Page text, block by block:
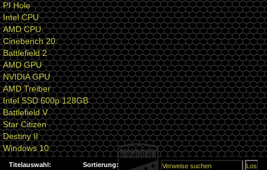
PI Hole
Intel CPU
AMD CPU
Cinebench 20
Battlefield 2
AMD GPU
NVIDIA GPU
AMD Treiber
Intel SSD 600p 128GB
Battlefield V
Star Citizen
Destiny II
Windows 10
Titelauswahl:
Sortierung: